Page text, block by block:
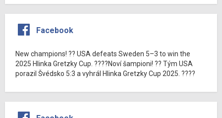
Facebook
New champions! ?? USA defeats Sweden 5–3 to win the
2025 Hlinka Gretzky Cup. ????Noví šampioni! ?? Tým USA
porazil Švédsko 5:3 a vyhrál Hlinka Gretzky Cup 2025. ????